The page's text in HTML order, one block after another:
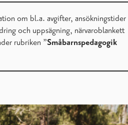
om bl.a. avgifter, ansökningstider
och uppsägning, närvaroblankett
rubriken ”Småbarnspedagogik